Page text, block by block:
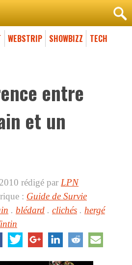
WEBSTRIP SHOWBIZZ TECH
entre
et un
rédigé par LPN
: Guide de Survie
. blédard . clichés . hergé